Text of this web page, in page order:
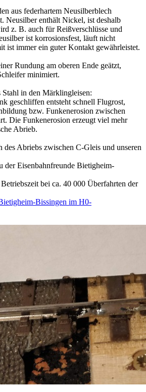
aus federhartem Neusilberblech
Neusilber enthält Nickel, ist deshalb
z. B. auch für Reißverschlüsse und
ist korrosionsfest, läuft nicht
ist immer ein guter Kontakt gewährleistet.
Rundung am oberen Ende geätzt,
minimiert.
Stahl in den Märklingleisen:
geschliffen entsteht schnell Flugrost,
bzw. Funkenerosion zwischen
Die Funkenerosion erzeugt viel mehr
Abrieb.
des Abriebs zwischen C-Gleis und unseren
der Eisenbahnfreunde Bietigheim-
bei ca. 40 000 Überfahrten der
Bissingen im H0-